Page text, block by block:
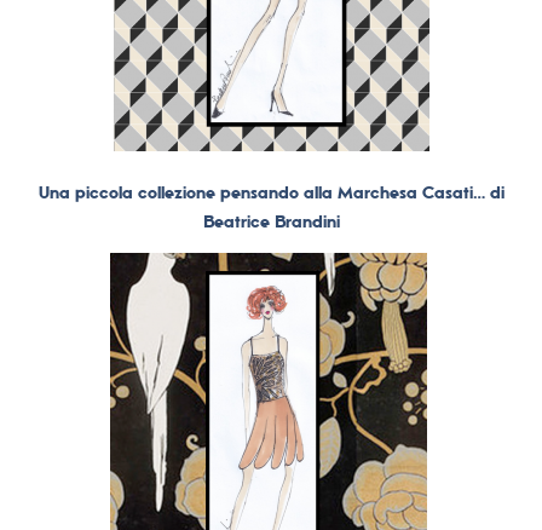
Una piccola collezione pensando alla Marchesa Casati… di
Beatrice Brandini